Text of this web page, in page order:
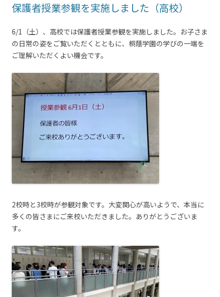
保護者授業参観を実施しました（高校）
6/1（土）、高校では保護者授業参観を実施しました。お子さま
の日常の姿をご覧いただくとともに、桐蔭学園の学びの一端を
ご理解いただくよい機会です。
2校時と3校時が参観対象です。大変関心が高いようで、本当に
多くの皆さまにご来校いただきました。ありがとうございま
す。